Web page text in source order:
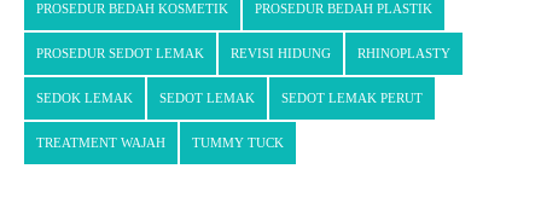
PROSEDUR BEDAH KOSMETIK PROSEDUR BEDAH PLASTIK
PROSEDUR SEDOT LEMAK REVISI HIDUNG RHINOPLASTY
SEDOK LEMAK SEDOT LEMAK SEDOT LEMAK PERUT
TREATMENT WAJAH TUMMY TUCK